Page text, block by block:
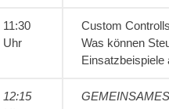
11:30
Uhr
Custom
Was können
12:15